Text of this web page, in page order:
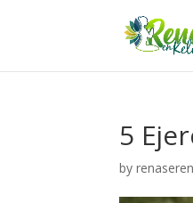
5
by